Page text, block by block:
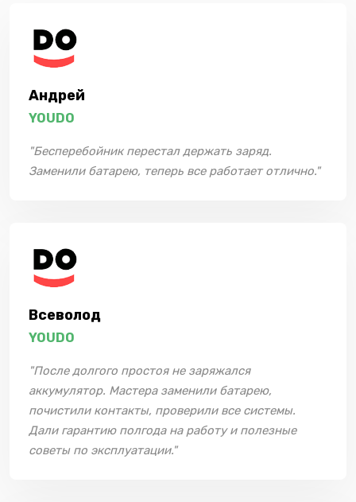
Андрей
YOUDO
"Бесперебойник перестал держать заряд.
Заменили батарею, теперь все работает отлично."
Всеволод
YOUDO
"После долгого простоя не заряжался
аккумулятор. Мастера заменили батарею,
почистили контакты, проверили все системы.
Дали гарантию полгода на работу и полезные
советы по эксплуатации."